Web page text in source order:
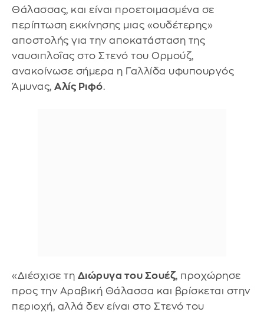
Θάλασσας, και είναι προετοιμασμένα σε
περίπτωση εκκίνησης μιας «ουδέτερης»
αποστολής για την αποκατάσταση της
ναυσιπλοΐας στο Στενό του Ορμούζ,
ανακοίνωσε σήμερα η Γαλλίδα υφυπουργός
Άμυνας, Αλίς Ριφό.
«Διέσχισε τη Διώρυγα του Σουέζ, προχώρησε
προς την Αραβική Θάλασσα και βρίσκεται στην
περιοχή, αλλά δεν είναι στο Στενό του